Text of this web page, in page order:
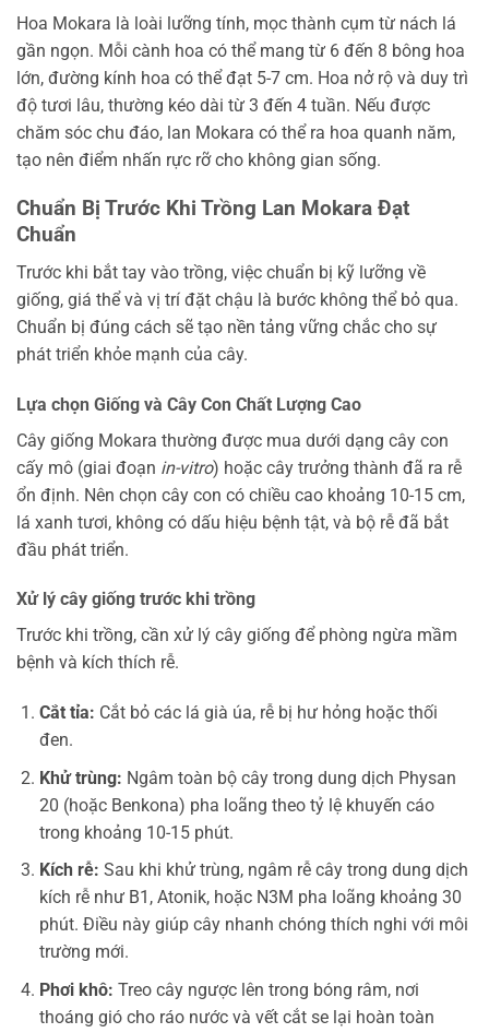
Hoa Mokara là loài lưỡng tính, mọc thành cụm từ nách lá
gần ngọn. Mỗi cành hoa có thể mang từ 6 đến 8 bông hoa
lớn, đường kính hoa có thể đạt 5-7 cm. Hoa nở rộ và duy trì
độ tươi lâu, thường kéo dài từ 3 đến 4 tuần. Nếu được
chăm sóc chu đáo, lan Mokara có thể ra hoa quanh năm,
tạo nên điểm nhấn rực rỡ cho không gian sống.
Chuẩn Bị Trước Khi Trồng Lan Mokara Đạt
Chuẩn
Trước khi bắt tay vào trồng, việc chuẩn bị kỹ lưỡng về
giống, giá thể và vị trí đặt chậu là bước không thể bỏ qua.
Chuẩn bị đúng cách sẽ tạo nền tảng vững chắc cho sự
phát triển khỏe mạnh của cây.
Lựa chọn Giống và Cây Con Chất Lượng Cao
Cây giống Mokara thường được mua dưới dạng cây con
cấy mô (giai đoạn in-vitro) hoặc cây trưởng thành đã ra rễ
ổn định. Nên chọn cây con có chiều cao khoảng 10-15 cm,
lá xanh tươi, không có dấu hiệu bệnh tật, và bộ rễ đã bắt
đầu phát triển.
Xử lý cây giống trước khi trồng
Trước khi trồng, cần xử lý cây giống để phòng ngừa mầm
bệnh và kích thích rễ.
Cắt tỉa: Cắt bỏ các lá già úa, rễ bị hư hỏng hoặc thối
đen.
Khử trùng: Ngâm toàn bộ cây trong dung dịch Physan
20 (hoặc Benkona) pha loãng theo tỷ lệ khuyến cáo
trong khoảng 10-15 phút.
Kích rễ: Sau khi khử trùng, ngâm rễ cây trong dung dịch
kích rễ như B1, Atonik, hoặc N3M pha loãng khoảng 30
phút. Điều này giúp cây nhanh chóng thích nghi với môi
trường mới.
Phơi khô: Treo cây ngược lên trong bóng râm, nơi
thoáng gió cho ráo nước và vết cắt se lại hoàn toàn